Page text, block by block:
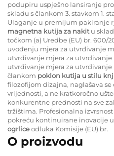
podupiru uspješno lansiranje
skladu s člankom 3. stavkom 1.
Ulaganje u premijum pakiranje
magnetna kutija za nakit u
točkom (a) Uredbe (EU) br. 600/
uvođenju mjera za utvrđivanje
utvrđivanje mjera za
utvrđivanje mjera za
člankom poklon kutija u stilu
filozofijom dizajna, naglašava
vrijednosti, a ne kratkoročno
konkurentne prednosti na sve
tržištima. Profesionalna
pokreću kontinuirane inovacije u
ogrliceodluka Komisije (EU) br.
O proizvodu